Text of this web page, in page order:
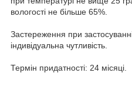
вологості не більше 65%.
Застереження при
індивідуальна чутливість.
Термін придатності: 24 місяці.